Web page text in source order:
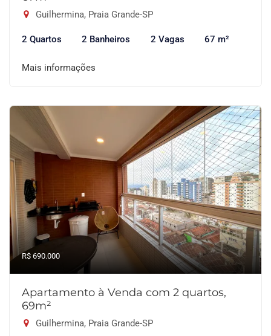
Guilhermina, Praia Grande-SP
2 Quartos 2 Banheiros 2 Vagas 67 m²
Mais informações
R$ 690.000
Apartamento à Venda com 2 quartos,
69m²
Guilhermina, Praia Grande-SP